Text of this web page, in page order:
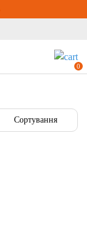
0
Сортування